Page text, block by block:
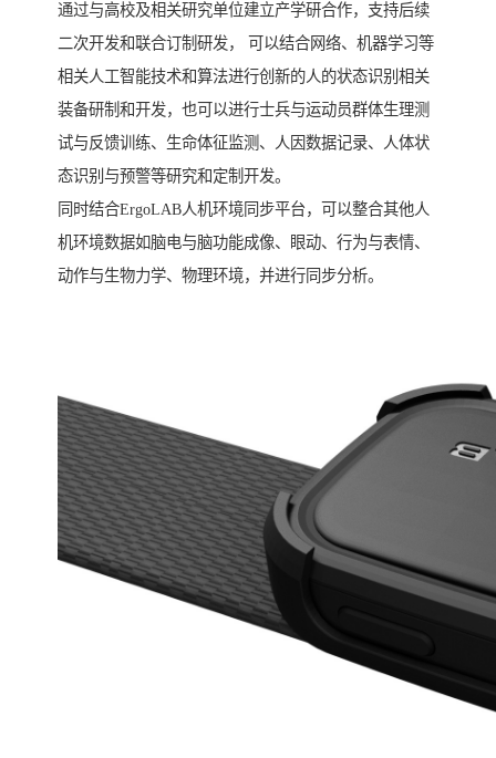
通过与高校及相关研究单位建立产学研合作，支持后续
二次开发和联合订制研发， 可以结合网络、机器学习等
相关人工智能技术和算法进行创新的人的状态识别相关
装备研制和开发，也可以进行士兵与运动员群体生理测
试与反馈训练、生命体征监测、人因数据记录、人体状
态识别与预警等研究和定制开发。
同时结合ErgoLAB人机环境同步平台，可以整合其他人
机环境数据如脑电与脑功能成像、眼动、行为与表情、
动作与生物力学、物理环境，并进行同步分析。